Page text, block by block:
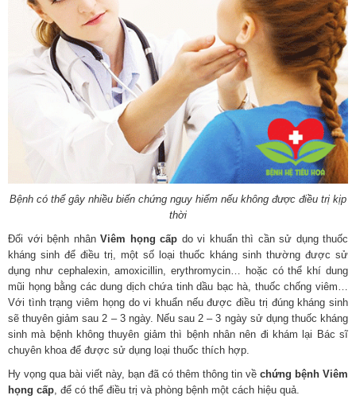
Bệnh có thể gây nhiều biến chứng nguy hiểm nếu không được điều trị kịp
thời
Đối với bệnh nhân Viêm họng cấp do vi khuẩn thì cần sử dụng thuốc
kháng sinh để điều trị, một số loại thuốc kháng sinh thường được sử
dụng như cephalexin, amoxicillin, erythromycin… hoặc có thể khí dung
mũi họng bằng các dung dịch chứa tinh dầu bạc hà, thuốc chống viêm…
Với tình trạng viêm họng do vi khuẩn nếu được điều trị đúng kháng sinh
sẽ thuyên giảm sau 2 – 3 ngày. Nếu sau 2 – 3 ngày sử dụng thuốc kháng
sinh mà bệnh không thuyên giảm thì bệnh nhân nên đi khám lại Bác sĩ
chuyên khoa để được sử dụng loại thuốc thích hợp.
Hy vọng qua bài viết này, bạn đã có thêm thông tin về chứng bệnh Viêm
họng cấp, để có thể điều trị và phòng bệnh một cách hiệu quả.